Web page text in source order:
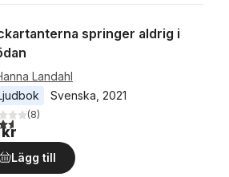
springer aldrig i
Landahl
Svenska 2021
5 stjärnor. Totalt antal röster:
(8)
Lägg till